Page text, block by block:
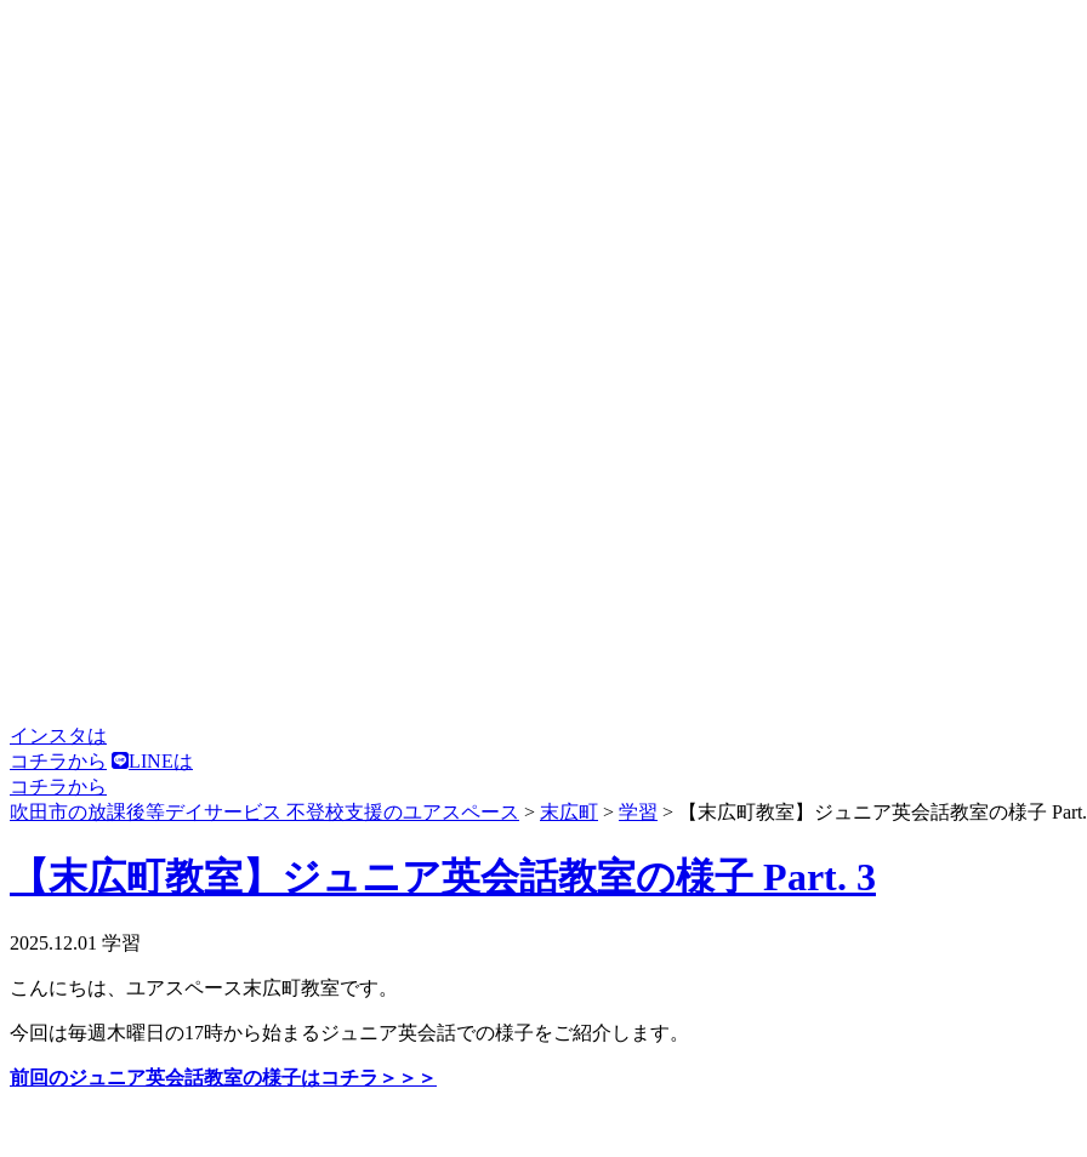
インスタは
コチラから
LINEは
コチラから
吹田市の放課後等デイサービス 不登校支援のユアスペース > 末広町 > 学習 > 【末広町教室】ジュニア英会話教室の様子
【末広町教室】ジュニア英会話教室の様子 Part. 3
2025.12.01 学習
こんにちは、ユアスペース末広町教室です。
今回は毎週木曜日の17時から始まるジュニア英会話での様子をご紹介します。
前回のジュニア英会話教室の様子はコチラ＞＞＞